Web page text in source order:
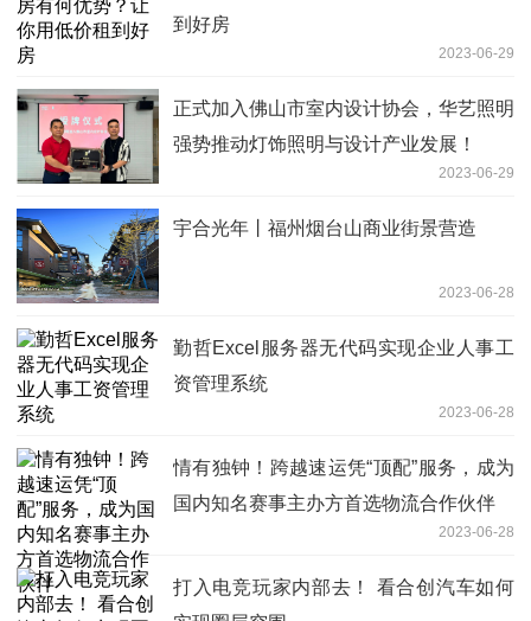
到好房
2023-06-29
正式加入佛山市室内设计协会，华艺照明
强势推动灯饰照明与设计产业发展！
2023-06-29
宇合光年丨福州烟台山商业街景营造
2023-06-28
勤哲Excel服务器无代码实现企业人事工
资管理系统
2023-06-28
情有独钟！跨越速运凭“顶配”服务，成为
国内知名赛事主办方首选物流合作伙伴
2023-06-28
打入电竞玩家内部去！ 看合创汽车如何